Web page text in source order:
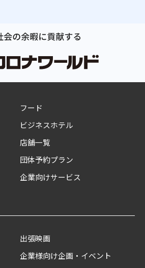
フード
ビジネスホテル
店舗一覧
団体予約プラン
企業向けサービス
出張映画
企業様向け企画・イベント